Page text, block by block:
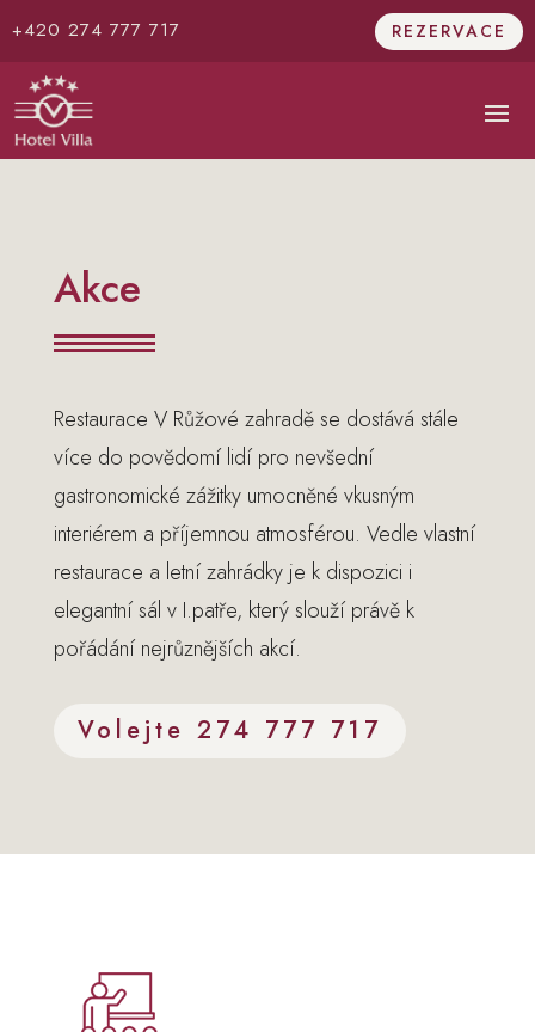
+420 274 777 717 REZERVACE
Akce
Restaurace V Růžové zahradě se dostává stále
více do povědomí lidí pro nevšední
gastronomické zážitky umocněné vkusným
interiérem a příjemnou atmosférou. Vedle vlastní
restaurace a letní zahrádky je k dispozici i
elegantní sál v I.patře, který slouží právě k
pořádání nejrůznějších akcí.
Volejte 274 777 717